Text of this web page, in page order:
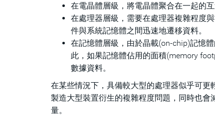
在電晶體層級，將電晶體聚合在一起的互
在處理器層級，需要在處理器複雜程度
件與系統記憶體之間迅速地遷移資料。
在記憶體層級，由於晶載(on-chip)記憶
此，如果記憶體佔用的面積(memory
數據資料。
在某些情況下，具備較大型的處理器似乎可
製造大型裝置衍生的複雜程度問題，同時也
量。